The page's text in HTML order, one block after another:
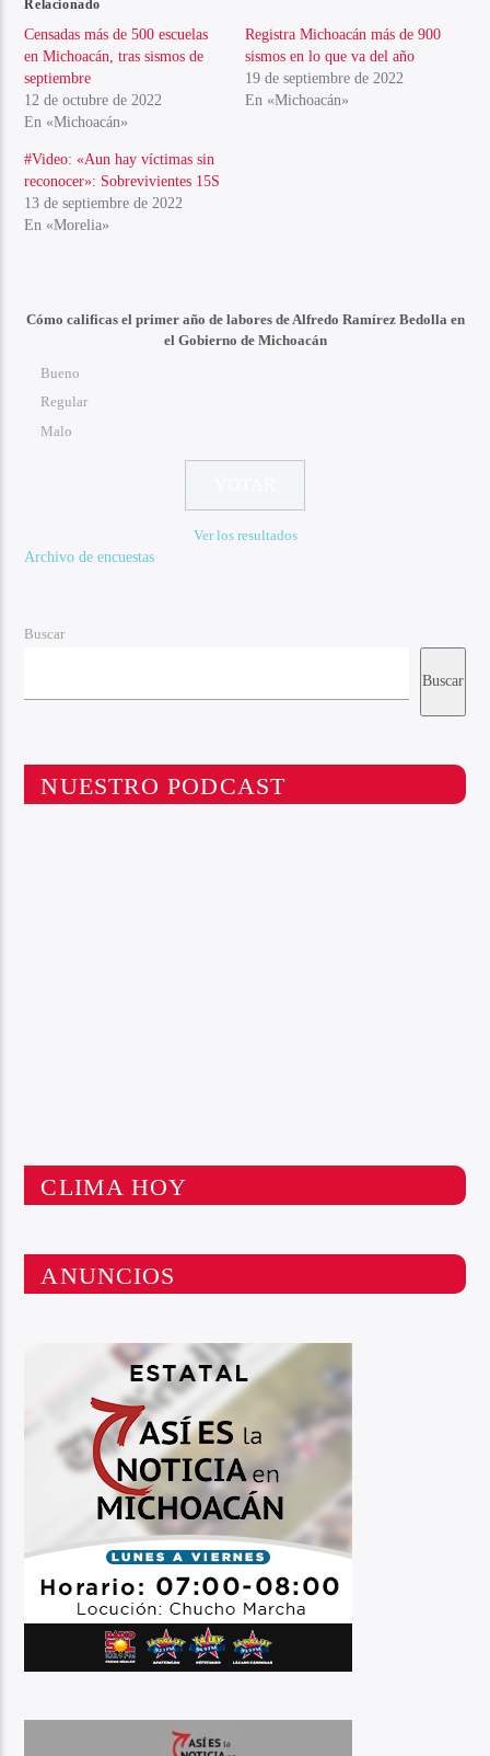
Relacionado
Censadas más de 500 escuelas
en Michoacán, tras sismos de
septiembre
12 de octubre de 2022
En «Michoacán»
Registra Michoacán más de 900
sismos en lo que va del año
19 de septiembre de 2022
En «Michoacán»
#Video: «Aun hay víctimas sin
reconocer»: Sobrevivientes 15S
13 de septiembre de 2022
En «Morelia»
Cómo calificas el primer año de labores de Alfredo Ramírez Bedolla en
el Gobierno de Michoacán
Bueno
Regular
Malo
Ver los resultados
Archivo de encuestas
Buscar
Buscar
NUESTRO PODCAST
CLIMA HOY
ANUNCIOS